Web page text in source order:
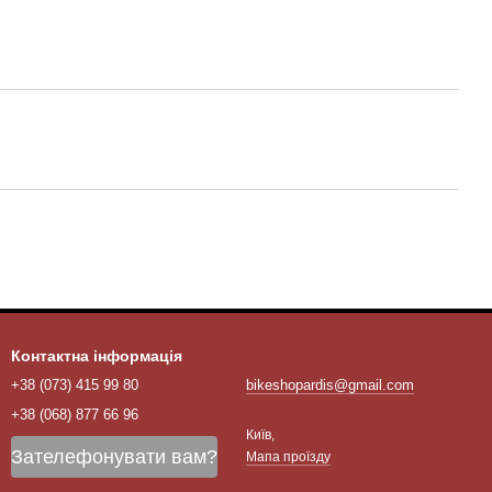
Контактна інформація
+38 (073) 415 99 80
+38 (068) 877 66 96
Зателефонувати вам?
bikeshopardis@gmail.com
Київ,
Мапа проїзду